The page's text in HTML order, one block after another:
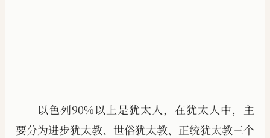
以色列90%以上是犹太人，在犹太人中，主
要分为进步犹太教、世俗犹太教、正统犹太教三个